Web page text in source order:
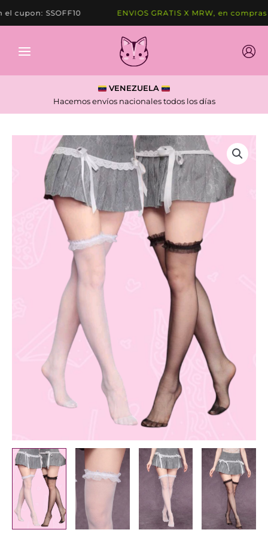
al
cupon: SSOFF10 ENVIOS GRATIS X MRW, en compras
VENEZUELA
Hacemos envíos nacionales todos los días